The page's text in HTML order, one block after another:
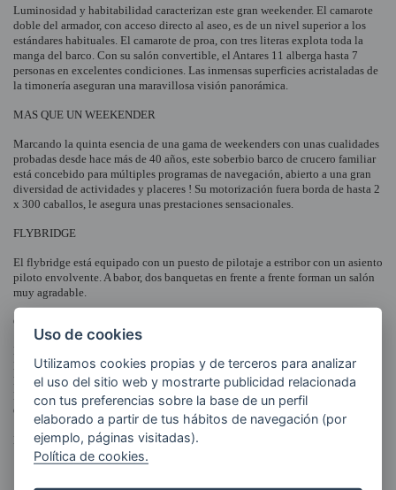
Luminosidad y habitabilidad caracterizan este gran weekender. El camarote
doble del armador, con acceso directo al aseo, es de un nivel superior a los
estándares habituales. El camarote de proa, con tres literas explota toda la
manga del barco. Con su salón convertible, el Antares 11 alberga hasta 7
personas en excelentes condiciones. Las inmensas superficies acristaladas de
la timonería aseguran una maravillosa visión panorámica.
MAS QUE UN WEEKENDER
Marcando la quinta esencia de una gama de weekenders con unas cualidades
probadas desde hace más de 40 años, este soberbio barco de crucero familiar
está concebido para múltiples programas de navegación, abierto a una gran
diversidad de actividades y placeres ! Su motorización fuera borda de hasta 2
x 300 caballos, le asegura unas prestaciones sensacionales.
FLYBRIDGE
El flybridge está equipado con un puesto de pilotaje a estribor con un asiento
piloto envolvente. A babor, dos banquetas en frente a frente forman un salón
muy agradable.
CARACTERISTICAS
Eslora total : 11.16 m
Eslora de casco : 9.9 m
Manga de casco : 3.40 m
Desplazamiento en rosca : 6148 kg
Capacidad carburante : 2 x 400 L
Motores SUZUKI 2 x 300 BMDXX BLANCOS
Uso de cookies
Utilizamos cookies propias y de terceros para analizar
el uso del sitio web y mostrarte publicidad relacionada
con tus preferencias sobre la base de un perfil
elaborado a partir de tus hábitos de navegación (por
ejemplo, páginas visitadas).
Política de cookies.